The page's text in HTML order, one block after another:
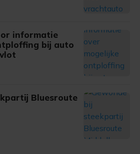
informatie
bij auto
Bluesroute